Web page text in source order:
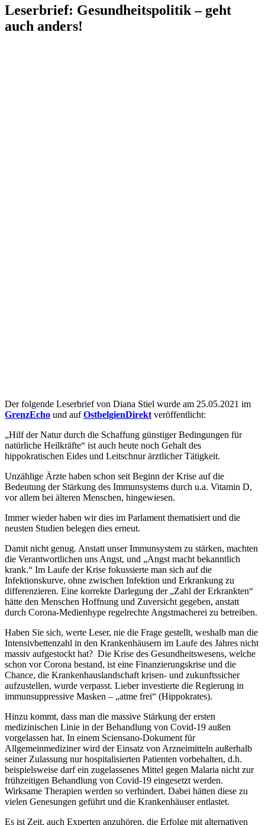
Leserbrief: Gesundheitspolitik – geht
auch anders!
Der folgende Leserbrief von Diana Stiel wurde am 25.05.2021 im
GrenzEcho und aufOstbelgienDirekt veröffentlicht:
„Hilf der Natur durch die Schaffung günstiger Bedingungen für
natürliche Heilkräfte“ ist auch heute noch Gehalt des
hippokratischen Eides und Leitschnur ärztlicher Tätigkeit.
Unzählige Ärzte haben schon seit Beginn der Krise auf die
Bedeutung der Stärkung des Immunsystems durch u.a. Vitamin D,
vor allem bei älteren Menschen, hingewiesen.
Immer wieder haben wir dies im Parlament thematisiert und die
neusten Studien belegen dies erneut.
Damit nicht genug. Anstatt unser Immunsystem zu stärken, machten
die Verantwortlichen uns Angst, und „Angst macht bekanntlich
krank.“ Im Laufe der Krise fokussierte man sich auf die
Infektionskurve, ohne zwischen Infektion und Erkrankung zu
differenzieren. Eine korrekte Darlegung der „Zahl der Erkrankten“
hätte den Menschen Hoffnung und Zuversicht gegeben, anstatt
durch Corona-Medienhype regelrechte Angstmacherei zu betreiben.
Haben Sie sich, werte Leser, nie die Frage gestellt, weshalb man die
Intensivbettenzahl in den Krankenhäusern im Laufe des Jahres nicht
massiv aufgestockt hat? Die Krise des Gesundheitswesens, welche
schon vor Corona bestand, ist eine Finanzierungskrise und die
Chance, die Krankenhauslandschaft krisen- und zukunftssicher
aufzustellen, wurde verpasst. Lieber investierte die Regierung in
immunsuppressive Masken – „atme frei“ (Hippokrates).
Hinzu kommt, dass man die massive Stärkung der ersten
medizinischen Linie in der Behandlung von Covid-19 außen
vorgelassen hat. In einem Sciensano-Dokument für
Allgemeinmediziner wird der Einsatz von Arzneimitteln außerhalb
seiner Zulassung nur hospitalisierten Patienten vorbehalten, d.h.
beispielsweise darf ein zugelassenes Mittel gegen Malaria nicht zur
frühzeitigen Behandlung von Covid-19 eingesetzt werden.
Wirksame Therapien werden so verhindert. Dabei hätten diese zu
vielen Genesungen geführt und die Krankenhäuser entlastet.
Es ist Zeit, auch Experten anzuhören, die Erfolge mit alternativen